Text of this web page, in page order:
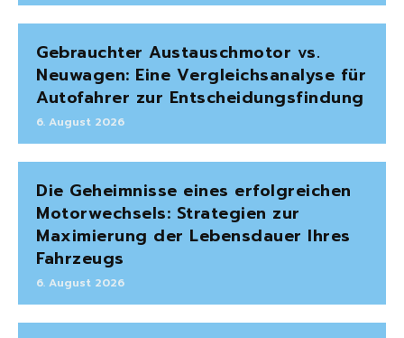
Gebrauchter Austauschmotor vs.
Neuwagen: Eine Vergleichsanalyse für
Autofahrer zur Entscheidungsfindung
6. August 2026
Die Geheimnisse eines erfolgreichen
Motorwechsels: Strategien zur
Maximierung der Lebensdauer Ihres
Fahrzeugs
6. August 2026